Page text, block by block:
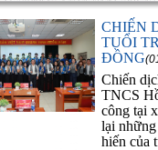
CHIẾN
TUỔI
ĐỒNG
Chiến
TNCS
công tại
lại những
hiến của